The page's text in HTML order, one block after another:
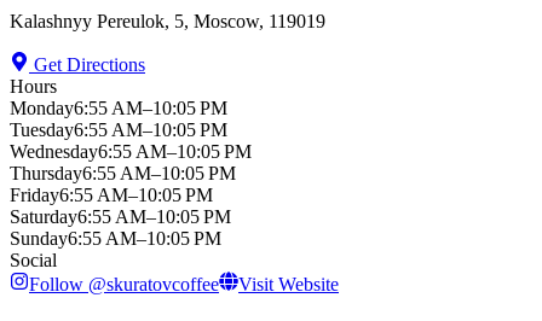
Kalashnyy Pereulok, 5, Moscow, 119019
Get Directions
Hours
Monday6:55 AM–10:05 PM
Tuesday6:55 AM–10:05 PM
Wednesday6:55 AM–10:05 PM
Thursday6:55 AM–10:05 PM
Friday6:55 AM–10:05 PM
Saturday6:55 AM–10:05 PM
Sunday6:55 AM–10:05 PM
Social
Follow @skuratovcoffee Visit Website